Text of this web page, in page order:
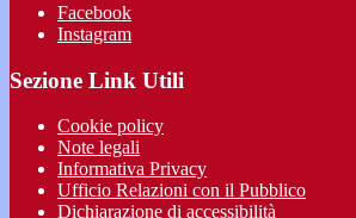
Facebook
Instagram
Sezione Link Utili
Cookie policy
Note legali
Informativa Privacy
Ufficio Relazioni con il Pubblico
Dichiarazione di accessibilità